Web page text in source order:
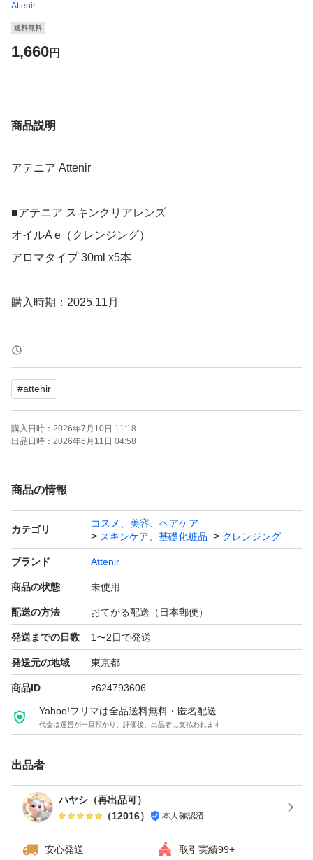
Attenir
送料無料
1,660円
商品説明
アテニア Attenir
■アテニア スキンクリアレンズ
オイルA e（クレンジング）
アロマタイプ 30ml x5本
購入時期：2025.11月
新品未使用ですが、自宅保管品であることをご理解いただ
ける方のみご検討ください。
#attenir
購入日時： 2026年7月10日 11:18
出品日時： 2026年6月11日 04:58
商品の情報
カテゴリ
コスメ、美容、ヘアケア
スキンケア、基礎化粧品
クレンジング
ブランド Attenir
商品の状態 未使用
配送の方法 おてがる配送（日本郵便）
発送までの日数 1〜2日で発送
発送元の地域 東京都
商品ID z624793606
Yahoo!フリマは全品送料無料・匿名配送
代金は運営が一旦預かり、評価後、出品者に支払われます
出品者
ハヤシ（再出品可）
（12016） 本人確認済
安心発送 取引実績99+